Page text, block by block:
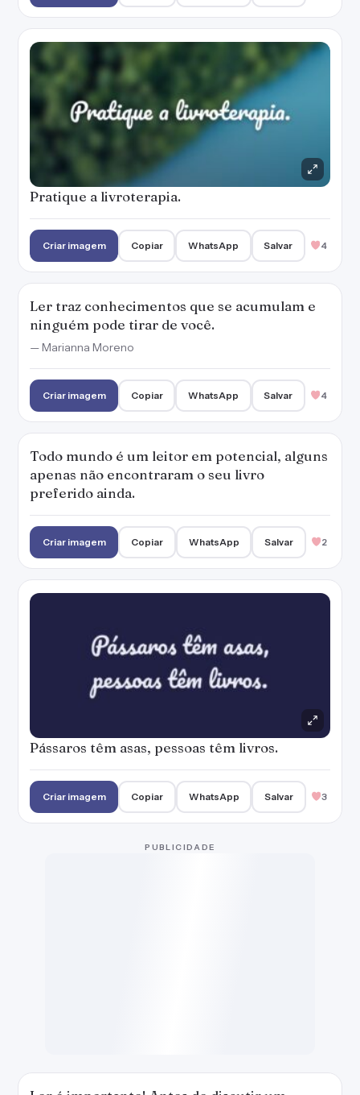
Criar imagem Copiar WhatsApp Salvar
Ler traz conhecimentos que se acumulam e
ninguém pode tirar de você.
— Marianna Moreno
Criar imagem 4
Todo mundo é um leitor em potencial, alguns
apenas não encontraram o seu livro
preferido ainda.
Criar imagem Copiar WhatsApp Salvar
Criar imagem Copiar WhatsApp Salvar